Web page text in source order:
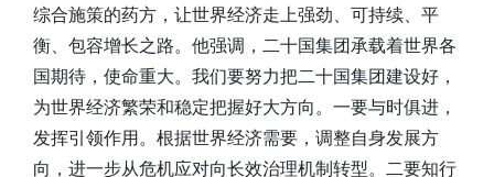
综合施策的药方，让世界经济走上强劲、可持续、平
衡、包容增长之路。他强调，二十国集团承载着世界各
国期待，使命重大。我们要努力把二十国集团建设好，
为世界经济繁荣和稳定把握好大方向。一要与时俱进，
发挥引领作用。根据世界经济需要，调整自身发展方
向，进一步从危机应对向长效治理机制转型。二要知行